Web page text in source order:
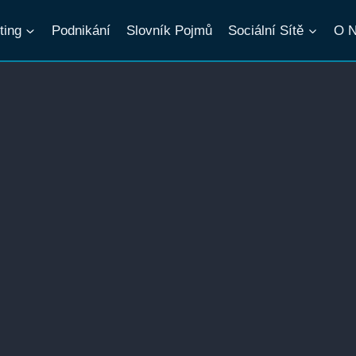
Podnikání Slovník Pojmů Sociální Sítě O